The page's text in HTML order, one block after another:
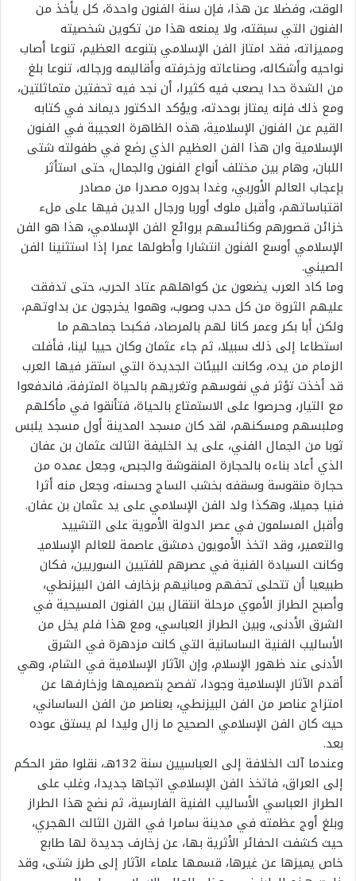
الوقت، وفضلا عن هذا، فإن سنة الفنون واحدة، كل يأخذ من
الفنون التي سبقته، ولا يمنعه هذا من تكوين شخصيته
ومميزاته، فقد امتاز الفن الإسلامي بتنوعه العظيم، تنوعا أصاب
نواحيه وأشكاله، وصناعاته وزخرفته وأقاليمه ورجاله، تنوعا بلغ
من الشدة حدا يصعب فيه كثيرا، أن نجد فيه تحفتين متماثلتين،
ومع ذلك فإنه يمتاز بوحدته، ويؤكد الدكتور ديماند في كتابه
القيم عن الفنون الإسلامية، هذه الظاهرة العجيبة في الفنون
الإسلامية وان هذا الفن العظيم الذي رضع في طفولته شتى
اللبان، وهام بين مختلف أنواع الفنون والجمال، حتى استأثر
بإعجاب العالم الأوربي، وغدا بدوره مصدرا من مصادر
اقتباساتهم، وأقبل ملوك أوربا ورجال الدين فيها على ملء
خزائن قصورهم وكنائسهم بروائع الفن الإسلامي، هذا هو الفن
الإسلامي أوسع الفنون انتشارا وأطولها عمرا إذا استثنينا الفن
الصيني.
وما كاد العرب يضعون عن كواهلهم عتاد الحرب، حتى تدفقت
عليهم الثروة من كل حدب وصوب، وهموا يخرجون عن بداوتهم،
ولكن أبا بكر وعمر كانا لهم بالمرصاد، فكبحا جماحهم ما
استطاعا إلى ذلك سبيلا، ثم جاء عثمان وكان حييا لينا، فأفلت
الزمام من يده، وكانت البيئات الجديدة التي استقر فيها العرب
قد أخذت تؤثر في نفوسهم وتغريهم بالحياة المترفة، فاندفعوا
مع التيار، وحرصوا على الاستمتاع بالحياة، فتأنقوا في مأكلهم
وملبسهم ومسكنهم، لقد كان مسجد المدينة أول مسجد يلبس
ثوبا من الجمال الفني، على يد الخليفة الثالث عثمان بن عفان
الذي أعاد بناءه بالحجارة المنقوشة والجبص، وجعل عمده من
حجارة منقوسة وسقفه بخشب الساج وحسنه، وجعل منه أثرا
فنيا جميلا، وهكذا ولد الفن الإسلامي على يد عثمان بن عفان.
وأقبل المسلمون في عصر الدولة الأموية على التشييد
والتعمير، وقد اتخذ الأمويون دمشق عاصمة للعالم الإسلاميـ
وكانت السيادة الفنية في عصرهم للفتيين السوريين، فكان
طبيعيا أن تتحلى تحفهم ومبانيهم بزخارف الفن البيزنطي،
وأصبح الطراز الأموي مرحلة انتقال بين الفنون المسيحية في
الشرق الأدنى، وبين الطراز العباسي، ومع هذا فلم يخل من
الأساليب الفنية الساسانية التي كانت مزدهرة في الشرق
الأدنى عند ظهور الإسلام، وإن الآثار الإسلامية في الشام، وهي
أقدم الآثار الإسلامية وجودا، تفصح بتصميمها وزخارفها عن
امتزاج عناصر من الفن البيزنطي، بعناصر من الفن الساساني،
حيث كان الفن الإسلامي الصحيح ما زال وليدا لم يستق عوده
بعد.
وعندما آلت الخلافة إلى العباسيين سنة 132هـ، نقلوا مقر الحكم
إلى العراق، فاتخذ الفن الإسلامي اتجاها جديدا، وغلب على
الطراز العباسي الأساليب الفنية الفارسية، ثم نضج هذا الطراز
وبلغ أوج عظمته في مدينة سامرا في القرن الثالث الهجري،
حيث كشفت الحفائر الأثرية بها، عن زخارف جديدة لها طابع
خاص يميزها عن غيرها، قسمها علماء الآثار إلى طرز شتى، وقد